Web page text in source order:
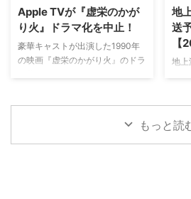
『Bergerac（原題）』をリブー
トした本作。イギリス海峡に浮か
ぶジャージー島を舞台に、警部の
ジム・ベルジュラックが事件に挑
主
感あ
の裏
れ
録！
ニー
ー＝
語
ド
Apple TVが『虚栄のかが
り火』ドラマ化を中止！
豪華キャストが出演した1990年
の映画『虚栄のかがり火』のドラ
トム・ウルフのベストセラー小説
地
送
【
地上
中＆
ド
へ
4K
もっと読